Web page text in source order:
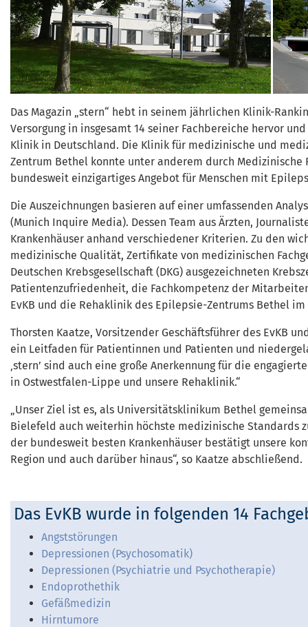
Das Magazin „stern“ hebt in seinem jährlichen Klinik-
Versorgung in insgesamt 14 seiner Fachbereiche hervor
Klinik in Deutschland. Die Klinik für medizinische und
Zentrum Bethel konnte unter anderem durch
bundesweit einzigartiges Angebot für Menschen mit
Die Auszeichnungen basieren auf einer umfassenden
(Munich Inquire Media). Dessen Team aus Ärzten,
Krankenhäuser anhand verschiedener Kriterien. Zu den
medizinische Qualität, Zertifikate von medizinischen
Deutschen Krebsgesellschaft (DKG) ausgezeichneten
Patientenzufriedenheit, die Fachkompetenz der
EvKB und die Rehaklinik des Epilepsie-Zentrums Bethel im
Thorsten Kaatze, Vorsitzender Geschäftsführer des EvKB
ein Leitfaden für Patientinnen und Patienten und
‚stern’ sind auch eine große Anerkennung für die
in Ostwestfalen-Lippe und unsere Rehaklinik.“
„Unser Ziel ist es, als Universitätsklinikum Bethel
Bielefeld auch weiterhin höchste medizinische Standards
der bundesweit besten Krankenhäuser bestätigt unsere
Region und auch darüber hinaus“, so Kaatze abschließend.
Das EvKB wurde in folgenden 14
Angststörungen
Depressionen (Psychosomatik)
Depressionen (Psychiatrie und Psychotherapie)
Endoprothethik
Gefäßmedizin
Hirntumore